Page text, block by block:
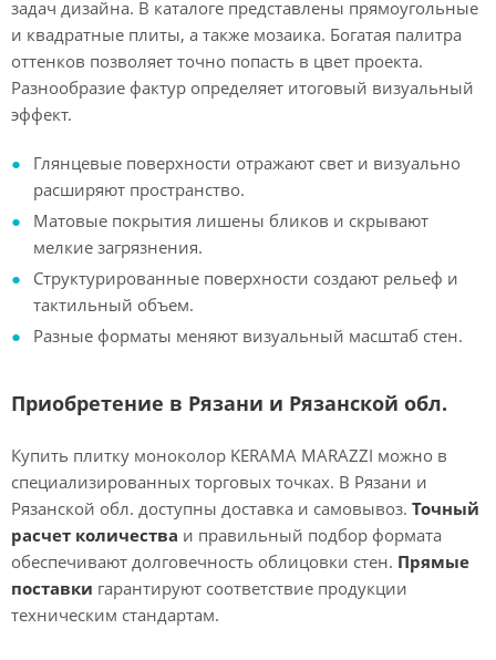
задач дизайна. В каталоге представлены прямоугольные
и квадратные плиты, а также мозаика. Богатая палитра
оттенков позволяет точно попасть в цвет проекта.
Разнообразие фактур определяет итоговый визуальный
эффект.
Глянцевые поверхности отражают свет и визуально
расширяют пространство.
Матовые покрытия лишены бликов и скрывают
мелкие загрязнения.
Структурированные поверхности создают рельеф и
тактильный объем.
Разные форматы меняют визуальный масштаб стен.
Приобретение в Рязани и Рязанской обл.
Купить плитку моноколор KERAMA MARAZZI можно в
специализированных торговых точках. В Рязани и
Рязанской обл. доступны доставка и самовывоз. Точный
расчет количества и правильный подбор формата
обеспечивают долговечность облицовки стен. Прямые
поставки гарантируют соответствие продукции
техническим стандартам.